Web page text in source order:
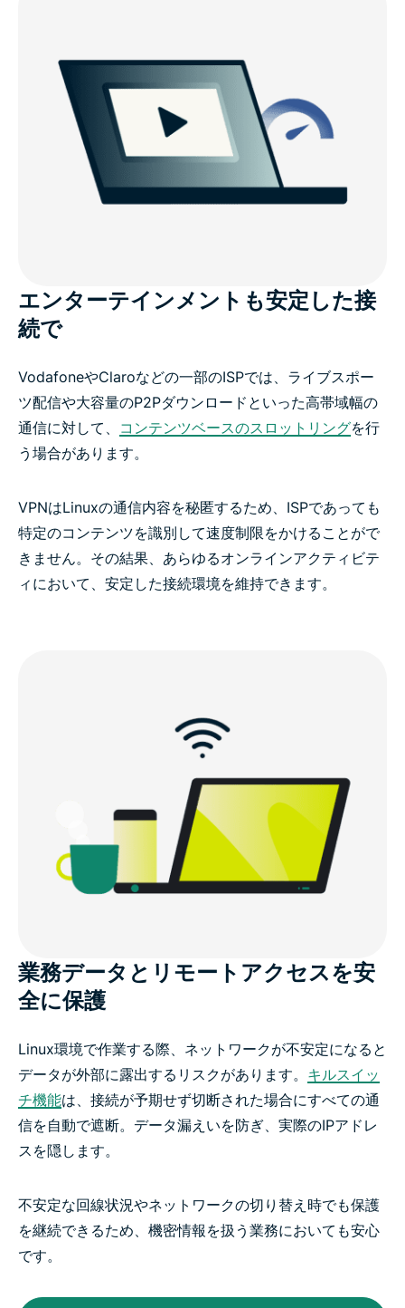
エンターテインメントも安定した接
続で
VodafoneやClaroなどの一部のISPでは、ライブスポー
ツ配信や大容量のP2Pダウンロードといった高帯域幅の
通信に対して、 コンテンツベースのスロットリングを行
う場合があります。
VPNはLinuxの通信内容を秘匿するため、ISPであっても
特定のコンテンツを識別して速度制限をかけることがで
きません。その結果、あらゆるオンラインアクティビテ
ィにおいて、安定した接続環境を維持できます。
業務データとリモートアクセスを安
全に保護
Linux環境で作業する際、ネットワークが不安定になると
データが外部に露出するリスクがあります。 キルスイッ
チ機能は、接続が予期せず切断された場合にすべての通
信を自動で遮断。データ漏えいを防ぎ、実際のIPアドレ
スを隠します。
不安定な回線状況やネットワークの切り替え時でも保護
を継続できるため、機密情報を扱う業務においても安心
です。